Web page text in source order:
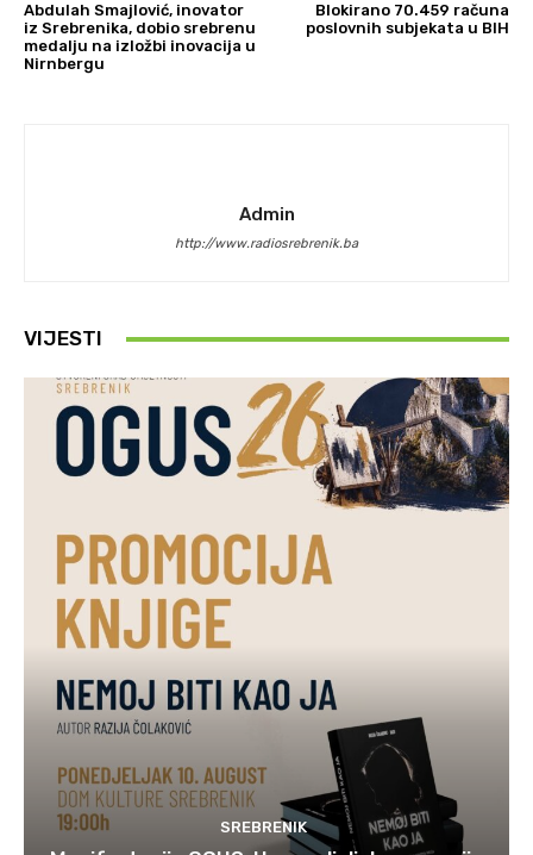
Abdulah Smajlović, inovator
iz Srebrenika, dobio srebrenu
medalju na izložbi inovacija u
Nirnbergu
Blokirano 70.459 računa
poslovnih subjekata u BIH
Admin
http://www.radiosrebrenik.ba
VIJESTI
SREBRENIK